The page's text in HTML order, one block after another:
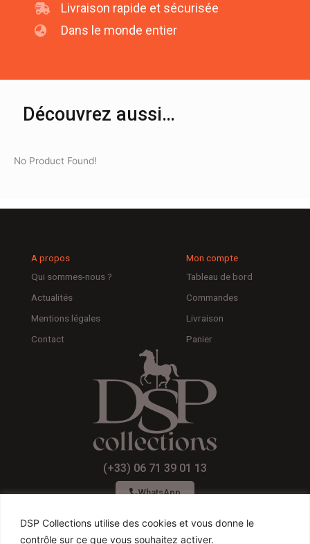
DSP Collections utilise des cookies et vous donne le
contrôle sur ce que vous souhaitez activer.
Livraison rapide et sécurisée
Dans le monde entier
Découvrez aussi…
No Product Found!
A propos
Qui sommes-nous ?
Actualités
Mentions légales
Contact
Mon compte
Tableau de bord
Commandes
Livraison
Panier
(+33) 06 71 39 01 13
WhatsApp